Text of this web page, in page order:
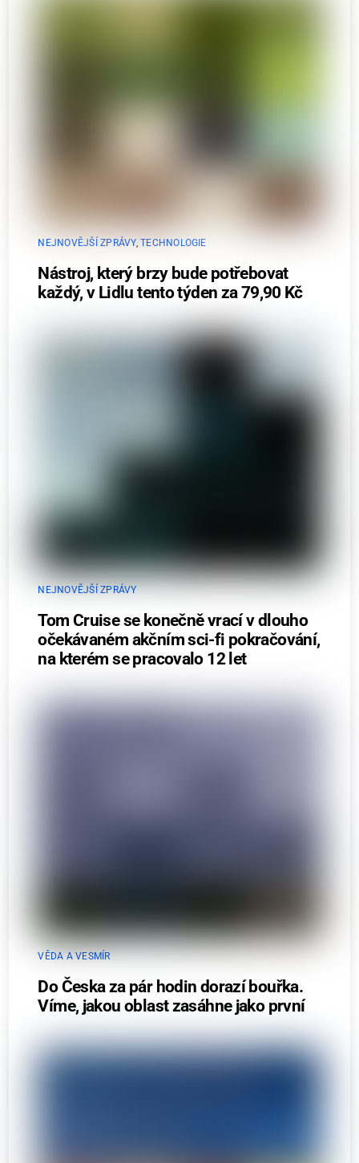
NEJNOVĚJŠÍ ZPRÁVY,TECHNOLOGIE
Nástroj, který brzy bude potřebovat
každý, v Lidlu tento týden za 79,90 Kč
NEJNOVĚJŠÍ ZPRÁVY
Tom Cruise se konečně vrací v dlouho
očekávaném akčním sci-fi pokračování,
na kterém se pracovalo 12 let
VĚDA A VESMÍR
Do Česka za pár hodin dorazí bouřka.
Víme, jakou oblast zasáhne jako první